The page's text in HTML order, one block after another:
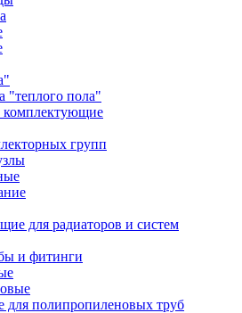
"теплого пола"
комплектующие
групп
для радиаторов и систем
и фитинги
для полипропиленовых труб